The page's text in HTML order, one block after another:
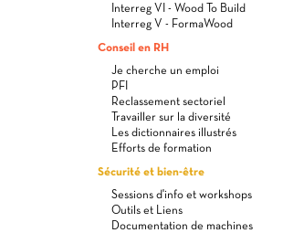
Interreg VI - Wood To Build
Interreg V - FormaWood
Conseil en RH
Je cherche un emploi
PFI
Reclassement sectoriel
Travailler sur la diversité
Les dictionnaires illustrés
Efforts de formation
Sécurité et bien-être
Sessions d'info et workshops
Outils et Liens
Documentation de machines